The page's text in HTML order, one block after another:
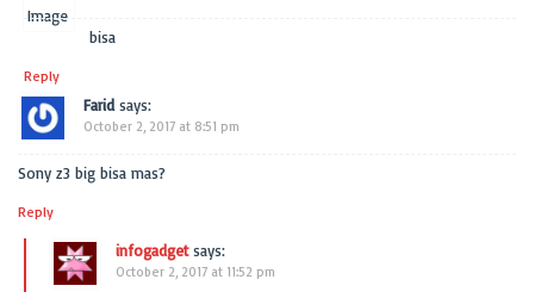
bisa
Reply
Farid says:
October 2, 2017 at 8:51 pm
Sony z3 big bisa mas?
Reply
infogadget says:
October 2, 2017 at 11:52 pm